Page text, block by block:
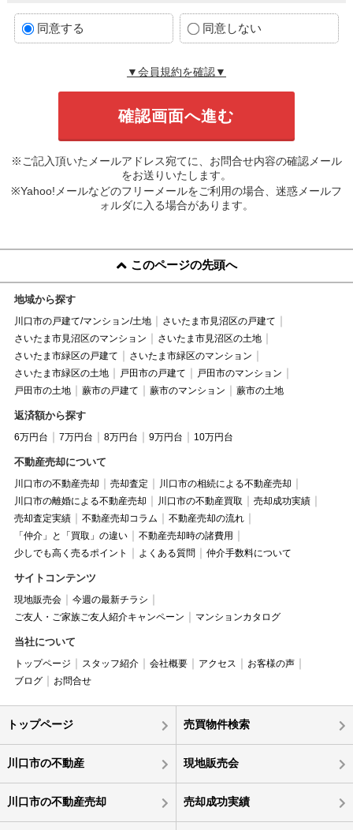
同意する 同意しない
▼会員規約を確認▼
※ご記入頂いたメールアドレス宛てに、お問合せ内容の確認メール
をお送りいたします。
※Yahoo!メールなどのフリーメールをご利用の場合、迷惑メールフ
ォルダに入る場合があります。
このページの先頭へ
地域から探す
川口市の戸建て/マンション/土地
さいたま市見沼区の戸建て
さいたま市見沼区のマンション
さいたま市見沼区の土地
さいたま市緑区の戸建て
さいたま市緑区のマンション
さいたま市緑区の土地
戸田市の戸建て
戸田市のマンション
戸田市の土地
蕨市の戸建て 蕨市のマンション 蕨市の土地
返済額から探す
6万円台 7万円台 8万円台 9万円台 10万円台
不動産売却について
川口市の不動産売却 売却査定
川口市の相続による不動産売却
川口市の離婚による不動産売却
川口市の不動産買取
売却成功実績
売却査定実績
不動産売却コラム
不動産売却の流れ
「仲介」と「買取」の違い
不動産売却時の諸費用
少しでも高く売るポイント
よくある質問 仲介手数料について
サイトコンテンツ
現地販売会
今週の最新チラシ
ご友人・ご家族ご友人紹介キャンペーン
マンションカタログ
当社について
トップページ スタッフ紹介 会社概要 アクセス
お客様の声
ブログ
お問合せ
トップページ 売買物件検索
川口市の不動産 現地販売会
川口市の不動産売却 売却成功実績